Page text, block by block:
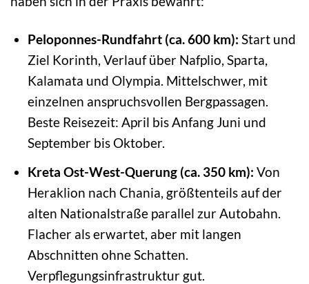
Peloponnes-Rundfahrt (ca. 600 km): Start und
Ziel Korinth, Verlauf über Nafplio, Sparta,
Kalamata und Olympia. Mittelschwer, mit
einzelnen anspruchsvollen Bergpassagen.
Beste Reisezeit: April bis Anfang Juni und
September bis Oktober.
Kreta Ost-West-Querung (ca. 350 km): Von
Heraklion nach Chania, größtenteils auf der
alten Nationalstraße parallel zur Autobahn.
Flacher als erwartet, aber mit langen
Abschnitten ohne Schatten.
Verpflegungsinfrastruktur gut.